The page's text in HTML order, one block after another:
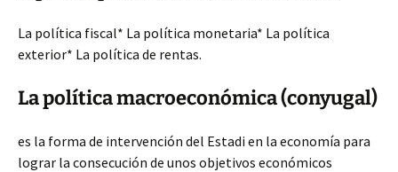
La política fiscal* La política monetaria* La política
exterior* La política de rentas.
La política macroeconómica (conyugal)
es la forma de intervención del Estadi en la economía para
lograr la consecución de unos objetivos económicos